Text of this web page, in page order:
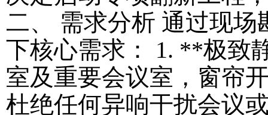
二、 需求分析 通过现
下核心需求： 1. **极致
室及重要会议室，窗帘
杜绝任何异响干扰会议